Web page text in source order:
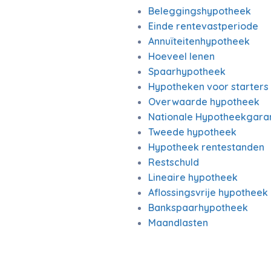
Beleggingshypotheek
Einde rentevastperiode
Annuïteitenhypotheek
Hoeveel lenen
Spaarhypotheek
Hypotheken voor starters
Overwaarde hypotheek
Nationale
Tweede hypotheek
Hypotheek rentestanden
Restschuld
Lineaire hypotheek
Aflossingsvrije hypotheek
Bankspaarhypotheek
Maandlasten